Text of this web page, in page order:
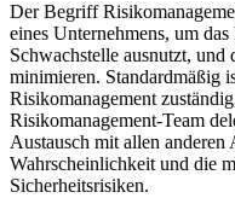
Der Begriff
eines Unternehmens, um
Schwachstelle ausnutzt, und
minimieren. Standardmäßig
Risikomanagement
Risikomanagement-Team
Austausch mit allen
Wahrscheinlichkeit und die
Sicherheitsrisiken.